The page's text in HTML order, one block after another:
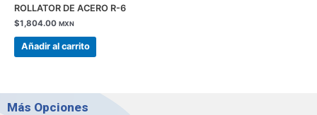
ROLLATOR DE ACERO R-6
$1,804.00 MXN
Añadir al carrito
Más Opciones